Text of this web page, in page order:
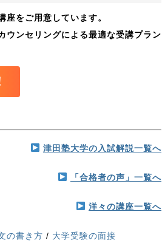
をご用意しています。
ウンセリングによる最適な受講プラン
津田塾大学の入試解説一覧へ
「合格者の声」一覧へ
洋々の講座一覧へ
の書き方 / 大学受験の面接